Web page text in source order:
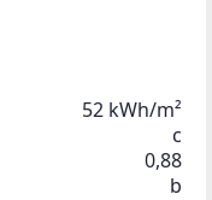
52 kWh/m²
c
0,88
b